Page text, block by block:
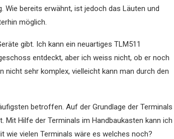
Wie bereits erwähnt, ist jedoch das Läuten und
möglich.
gibt. Ich kann ein neuartiges TLM511
entdeckt, aber ich weiss nicht, ob er noch
nicht sehr komplex, vielleicht kann man durch den
betroffen. Auf der Grundlage der Terminals
Hilfe der Terminals im Handbaukasten kann ich
wie vielen Terminals wäre es welches noch?